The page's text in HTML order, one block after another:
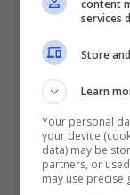
tornare a
ultima
content
services
Store
Learn
Your personal
your device
data) may be
partners, or
may use precise